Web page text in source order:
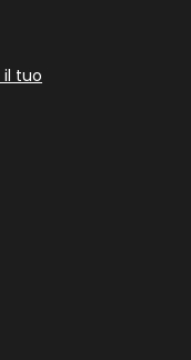
il tuo